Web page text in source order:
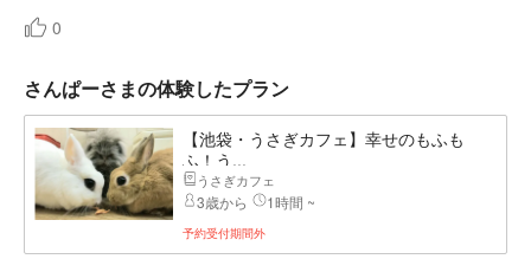
0
さんぱーさまの体験したプラン
【池袋・うさぎカフェ】幸せのもふも
ふ！う...
うさぎカフェ
3歳から 1時間 ~
予約受付期間外